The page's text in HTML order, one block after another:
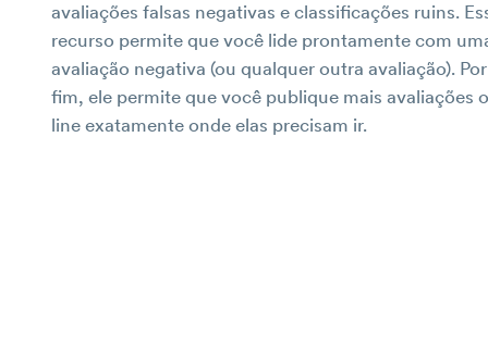
avaliações falsas negativas e classificações ruins.
recurso permite que você lide prontamente com
avaliação negativa (ou qualquer outra avaliação). Por
fim, ele permite que você publique mais avaliações
line exatamente onde elas precisam ir.